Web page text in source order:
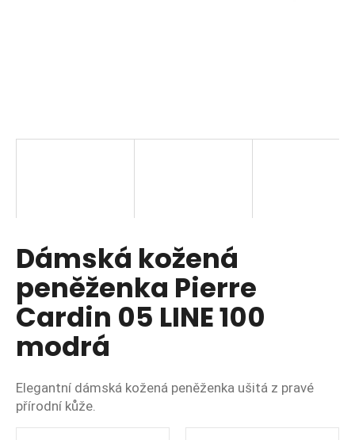
Dámská kožená
peněženka Pierre
Cardin 05 LINE 100
modrá
Elegantní dámská kožená peněženka ušitá z pravé
přírodní kůže.
D
o
p
o
r
u
č
j
e
m